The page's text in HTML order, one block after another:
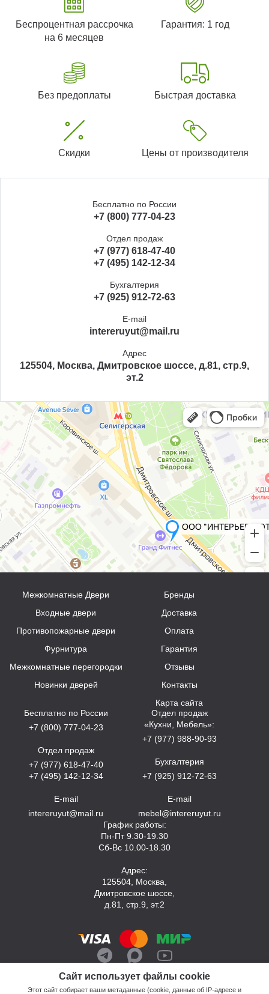
Беспроцентная рассрочка
на 6 месяцев
Гарантия: 1 год
Без предоплаты Быстрая доставка
Скидки Цены от производителя
Бесплатно по России
+7 (800) 777-04-23
Отдел продаж
+7 (977) 618-47-40
+7 (495) 142-12-34
Бухгалтерия
+7 (925) 912-72-63
E-mail
intereruyut@mail.ru
Адрес
125504, Москва, Дмитровское шоссе, д.81, стр.9,
эт.2
Сайт использует файлы cookie
Этот сайт собирает ваши метаданные (cookie, данные об IP-адресе и
Межкомнатные Двери
Входные двери
Противопожарные двери
Фурнитура
Межкомнатные перегородки
Новинки дверей
Бренды
Доставка
Оплата
Гарантия
Отзывы
Контакты
Карта сайта
Бесплатно по России
+7 (800) 777-04-23
Отдел продаж
+7 (977) 618-47-40
+7 (495) 142-12-34
E-mail
intereruyut@mail.ru
Отдел продаж
«Кухни, Мебель»:
+7 (977) 988-90-93
Бухгалтерия
+7 (925) 912-72-63
E-mail
mebel@intereruyut.ru
График работы:
Пн-Пт 9.30-19.30
Сб-Вс 10.00-18.30
Адрес:
125504, Москва,
Дмитровское шоссе,
д.81, стр.9, эт.2